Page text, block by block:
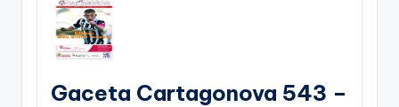
Gaceta Cartagonova 543 –